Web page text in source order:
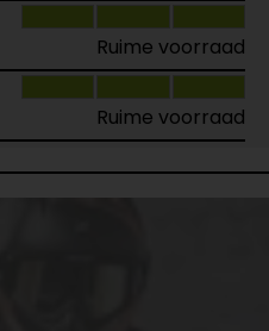
Ruime voorraad
Ruime voorraad